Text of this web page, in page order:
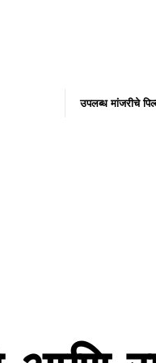
उपलब्ध मांजरीचे